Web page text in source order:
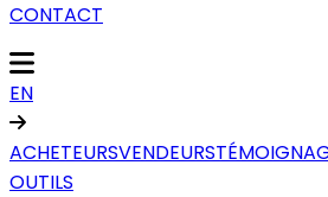
CONTACT
EN
ACHETEURSVENDEURS
OUTILS